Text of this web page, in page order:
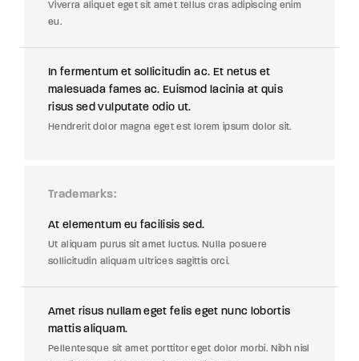
Viverra aliquet eget sit amet tellus cras adipiscing enim
eu.
In fermentum et sollicitudin ac. Et netus et
malesuada fames ac. Euismod lacinia at quis
risus sed vulputate odio ut.
Hendrerit dolor magna eget est lorem ipsum dolor sit.
Trademarks
At elementum eu facilisis sed.
Ut aliquam purus sit amet luctus. Nulla posuere
sollicitudin aliquam ultrices sagittis orci.
Amet risus nullam eget felis eget nunc lobortis
mattis aliquam.
Pellentesque sit amet porttitor eget dolor morbi. Nibh nisl